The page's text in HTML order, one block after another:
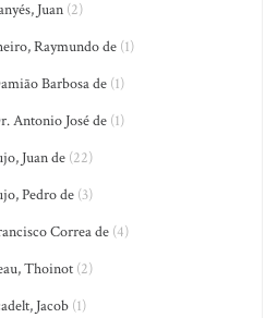
Juan (2)
Raymundo de (1)
Barbosa de(1)
Antonio José de(1)
Juan de(22)
Pedro de(3)
Correa de(4)
Thoinot(2)
Jacob (1)